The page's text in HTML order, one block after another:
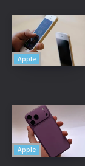
Apple
Apple